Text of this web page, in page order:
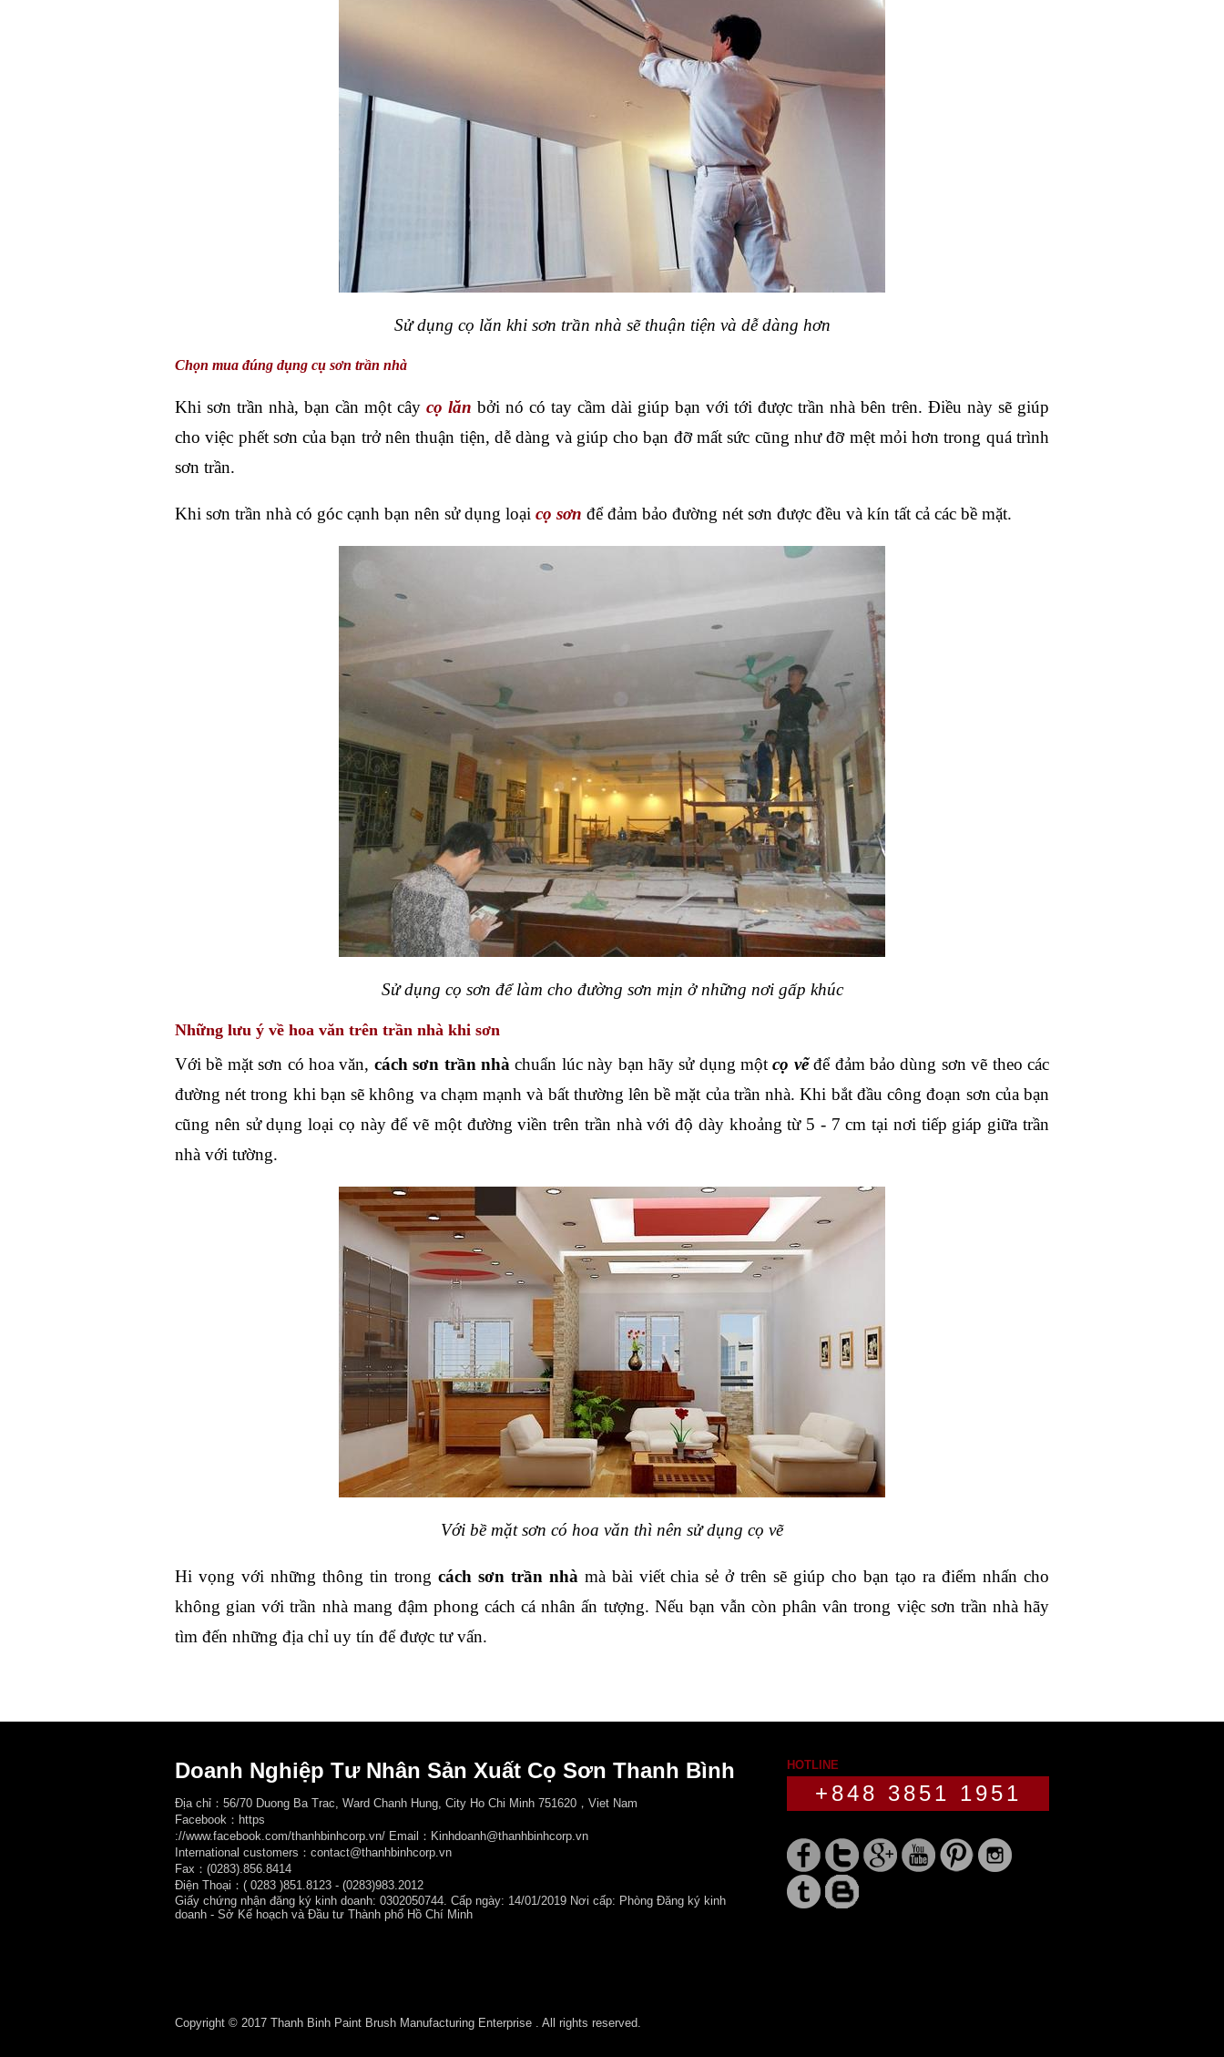
Sử dụng cọ lăn khi sơn trần nhà sẽ thuận tiện và dễ dàng hơn
Chọn mua đúng dụng cụ sơn trần nhà
Khi sơn trần nhà, bạn cần một cây cọ lăn bởi nó có tay cầm dài giúp bạn với tới được trần nhà bên trên. Điều này sẽ giúp
cho việc phết sơn của bạn trở nên thuận tiện, dễ dàng và giúp cho bạn đỡ mất sức cũng như đỡ mệt mỏi hơn trong quá trình
sơn trần.
Khi sơn trần nhà có góc cạnh bạn nên sử dụng loại cọ sơn để đảm bảo đường nét sơn được đều và kín tất cả các bề mặt.
Sử dụng cọ sơn để làm cho đường sơn mịn ở những nơi gấp khúc
Những lưu ý về hoa văn trên trần nhà khi sơn
Với bề mặt sơn có hoa văn, cách sơn trần nhà chuẩn lúc này bạn hãy sử dụng một cọ vẽ để đảm bảo dùng sơn vẽ theo các
đường nét trong khi bạn sẽ không va chạm mạnh và bất thường lên bề mặt của trần nhà. Khi bắt đầu công đoạn sơn của bạn
cũng nên sử dụng loại cọ này để vẽ một đường viền trên trần nhà với độ dày khoảng từ 5 - 7 cm tại nơi tiếp giáp giữa trần
nhà với tường.
Với bề mặt sơn có hoa văn thì nên sử dụng cọ vẽ
Hi vọng với những thông tin trong cách sơn trần nhà mà bài viết chia sẻ ở trên sẽ giúp cho bạn tạo ra điểm nhấn cho
không gian với trần nhà mang đậm phong cách cá nhân ấn tượng. Nếu bạn vẫn còn phân vân trong việc sơn trần nhà hãy
tìm đến những địa chỉ uy tín để được tư vấn.
HOTLINE
+848 3851 1951
Doanh Nghiệp Tư Nhân Sản Xuất Cọ Sơn Thanh Bình
Địa chỉ：56/70 Duong Ba Trac, Ward Chanh Hung, City Ho Chi Minh 751620，Viet Nam
Facebook： https
://www.facebook.com/thanhbinhcorp.vn/ Email：Kinhdoanh@thanhbinhcorp.vn
International customers：contact@thanhbinhcorp.vn
Fax：(0283).856.8414
Điện Thoại：( 0283 )851.8123 - (0283)983.2012
Giấy chứng nhận đăng ký kinh doanh: 0302050744. Cấp ngày: 14/01/2019 Nơi cấp: Phòng Đăng ký kinh
doanh - Sở Kế hoạch và Đầu tư Thành phố Hồ Chí Minh
Copyright © 2017 Thanh Binh Paint Brush Manufacturing Enterprise . All rights reserved.